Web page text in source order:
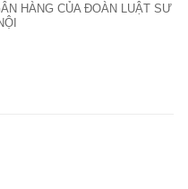
HÀNG CỦA ĐOÀN LUẬT SƯ